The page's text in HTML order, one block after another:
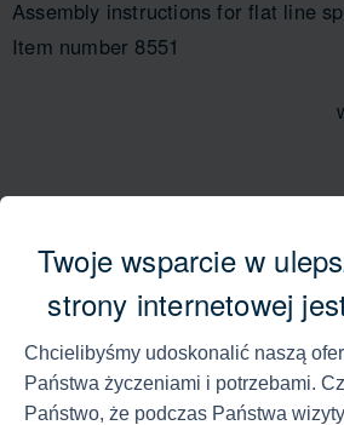
Assembly instructions for flat line
Item number 8551
Instructions for quick attach
Item number 8403, 8404, 8406,
Twoje wsparcie w
strony internetowej
Chcielibyśmy udoskonalić naszą
Państwa życzeniami i potrzebami.
Państwo, że podczas Państwa